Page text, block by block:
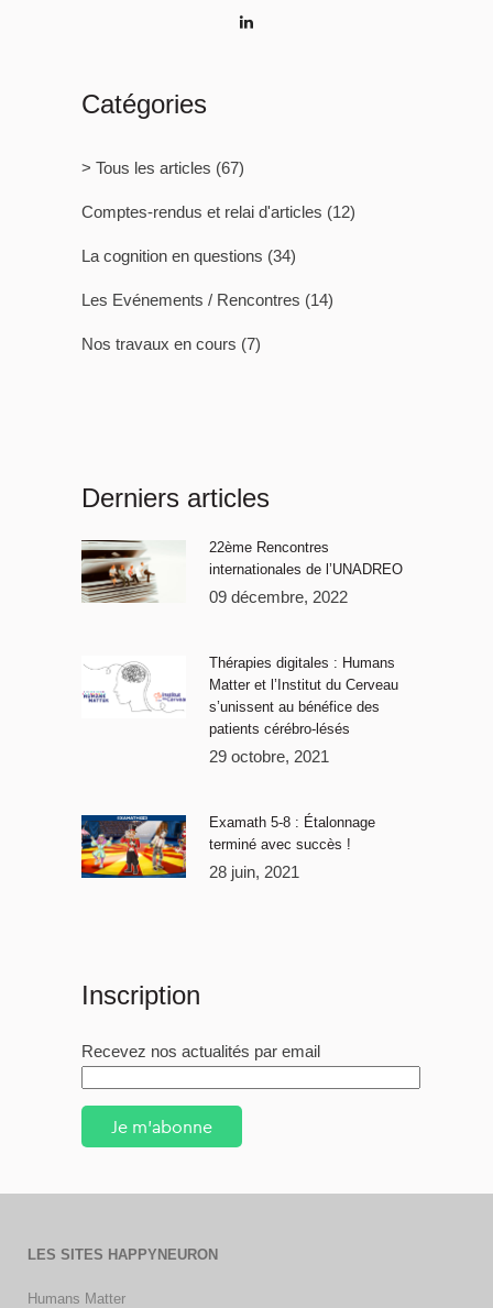
Catégories
> Tous les articles (67)
Comptes-rendus et relai d'articles (12)
La cognition en questions (34)
Les Evénements / Rencontres (14)
Nos travaux en cours (7)
Derniers articles
22ème Rencontres
internationales de l’UNADREO
09 décembre, 2022
Thérapies digitales : Humans
Matter et l’Institut du Cerveau
s’unissent au bénéfice des
patients cérébro-lésés
29 octobre, 2021
Examath 5-8 : Étalonnage
terminé avec succès !
28 juin, 2021
Inscription
Recevez nos actualités par email
Je m'abonne
LES SITES HAPPYNEURON
Humans Matter